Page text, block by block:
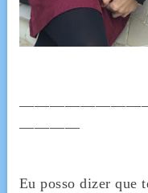
Eu posso dizer que